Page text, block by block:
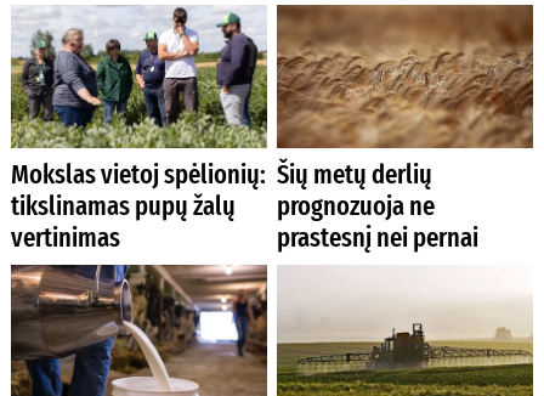
Mokslas vietoj spėlionių:
tikslinamas pupų žalų
vertinimas
Šių metų derlių
prognozuoja ne
prastesnį nei pernai